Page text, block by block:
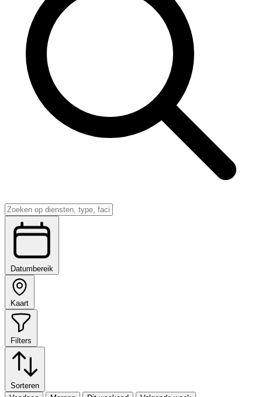
Datumbereik
Kaart
Filters
Sorteren